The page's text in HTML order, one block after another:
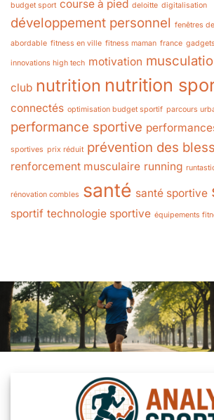
budget sport course à pied deloitte digitalisation
développement personnel fenêtres
abordable fitness en ville fitness maman france
innovations high tech motivation
club nutrition nutrition
connectés optimisation budget sportif parcours
performance sportive
sportives prix réduit prévention des
renforcement musculaire running
rénovation combles santé santé sportive
sportif technologie sportive équipements